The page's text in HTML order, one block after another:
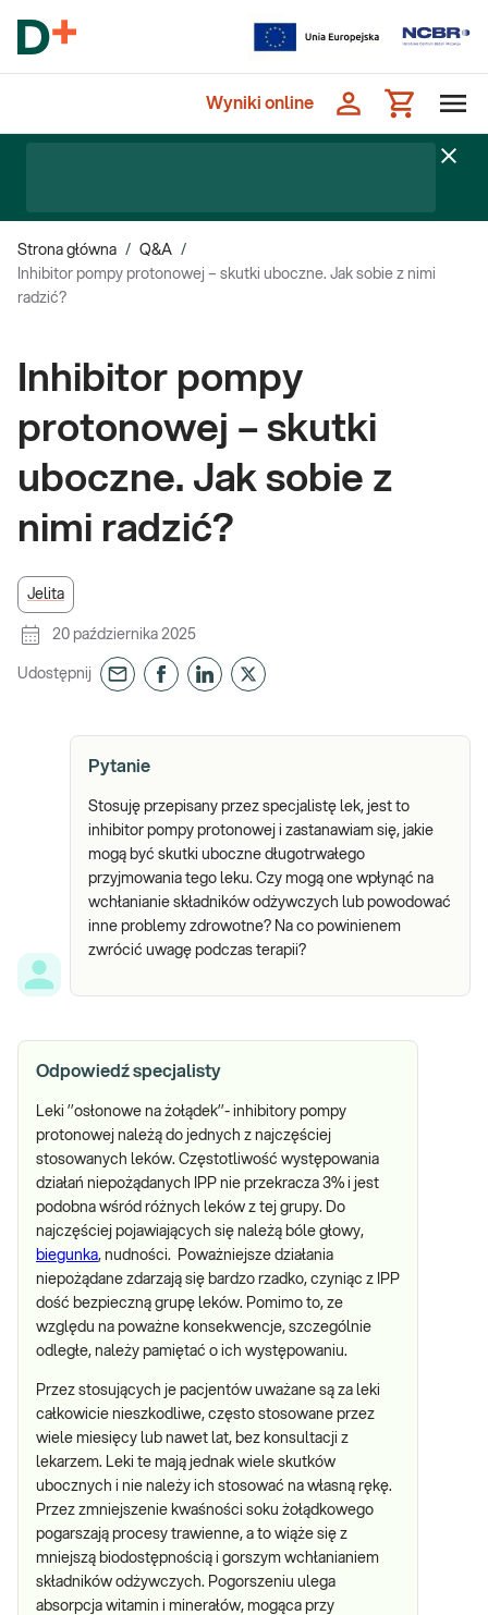
Wyniki online
Strona główna / Q&A /
Inhibitor pompy protonowej – skutki uboczne. Jak sobie z nimi
radzić?
Inhibitor pompy
protonowej – skutki
uboczne. Jak sobie z
nimi radzić?
Jelita
20 października 2025
Udostępnij
Pytanie
Stosuję przepisany przez specjalistę lek, jest to
inhibitor pompy protonowej i zastanawiam się, jakie
mogą być skutki uboczne długotrwałego
przyjmowania tego leku. Czy mogą one wpłynąć na
wchłanianie składników odżywczych lub powodować
inne problemy zdrowotne? Na co powinienem
zwrócić uwagę podczas terapii?
Odpowiedź specjalisty
Leki ’’osłonowe na żołądek’’- inhibitory pompy
protonowej należą do jednych z najczęściej
stosowanych leków. Częstotliwość występowania
działań niepożądanych IPP nie przekracza 3% i jest
podobna wśród różnych leków z tej grupy. Do
najczęściej pojawiających się należą bóle głowy,
biegunka, nudności. Poważniejsze działania
niepożądane zdarzają się bardzo rzadko, czyniąc z IPP
dość bezpieczną grupę leków. Pomimo to, ze
względu na poważne konsekwencje, szczególnie
odległe, należy pamiętać o ich występowaniu.
Przez stosujących je pacjentów uważane są za leki
całkowicie nieszkodliwe, często stosowane przez
wiele miesięcy lub nawet lat, bez konsultacji z
lekarzem. Leki te mają jednak wiele skutków
ubocznych i nie należy ich stosować na własną rękę.
Przez zmniejszenie kwaśności soku żołądkowego
pogarszają procesy trawienne, a to wiąże się z
mniejszą biodostępnością i gorszym wchłanianiem
składników odżywczych. Pogorszeniu ulega
absorpcja witamin i minerałów, mogąca przy